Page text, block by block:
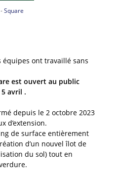
-Square
ont travaillé sans
est ouvert au public
avril .
depuis le 2 octobre 2023
d’extension.
de surface entièrement
d’un nouvel îlot de
du sol) tout en